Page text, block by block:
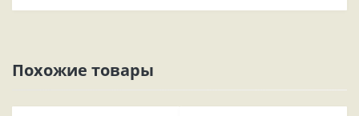
Похожие товары